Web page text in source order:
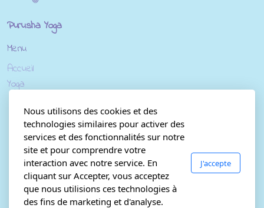
Purusha Yoga
Menu
Accueil
Yoga
Cours présentiels
Cours en ligne
Ateliers
Programme Yin Yoga La découverte
Retraites
Retraite Ain 2026
Nous utilisons des cookies et des
technologies similaires pour activer des
services et des fonctionnalités sur notre
site et pour comprendre votre
interaction avec notre service. En
cliquant sur Accepter, vous acceptez
que nous utilisions ces technologies à
des fins de marketing et d'analyse.
J'accepte